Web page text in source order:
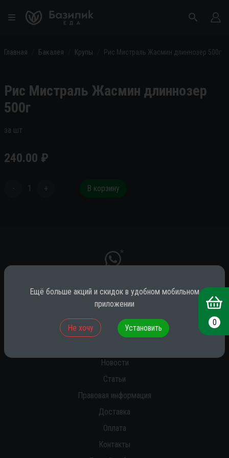
Главная Бакалея Крупы Рис Мистраль Жасмин длиннозер 500г
Рис Мистраль Жасмин длиннозер
500г
за шт
240.00 ₽
- 1 + В корзину
*
* принадлежит компании Meta (признана экстремистской на территории
Новости
Статьи
Правовая информация
Доставка
Оплата
Контакты
0
Ещё больше акций и скидок в удобном мобильном
приложении
Не хочу Установить